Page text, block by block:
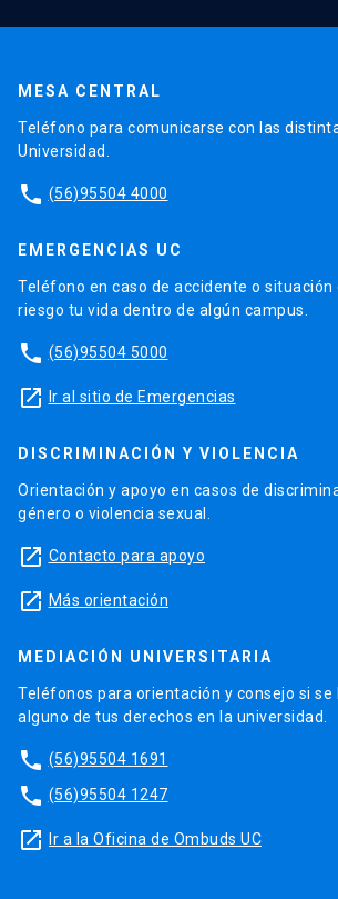
MESA CENTRAL
Teléfono para comunicarse con las
Universidad.
phone (56)95504 4000
EMERGENCIAS UC
Teléfono en caso de accidente o situación
riesgo tu vida dentro de algún campus.
phone (56)95504 5000
launch Ir al sitio de Emergencias
DISCRIMINACIÓN Y VIOLENCIA
Orientación y apoyo en casos de
género o violencia sexual.
launch Contacto para apoyo
launch Más orientación
MEDIACIÓN UNIVERSITARIA
Teléfonos para orientación y consejo si se
alguno de tus derechos en la universidad.
phone (56)95504 1691
phone (56)95504 1247
launch Ir a la Oficina de Ombuds UC